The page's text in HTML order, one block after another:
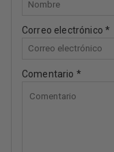
Correo electrónico*
Comentario *